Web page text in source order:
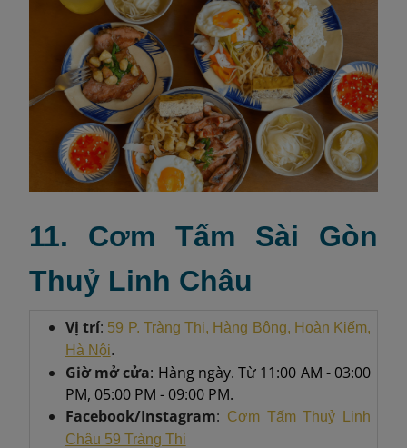
11. Cơm Tấm Sài Gòn
Thuỷ Linh Châu
Vị trí: 59 P. Tràng Thi, Hàng Bông, Hoàn Kiếm,
Hà Nội.
Giờ mở cửa: Hàng ngày. Từ 11:00 AM - 03:00
PM, 05:00 PM - 09:00 PM.
Facebook/Instagram: Cơm Tấm Thuỷ Linh
Châu 59 Tràng Thi